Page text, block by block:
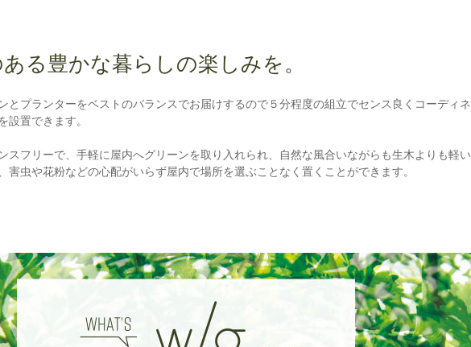
る豊かな暮らしの楽しみを。
とプランターをベストのバランスでお届けするので５分程度の組立でセンス良くコーディネ
設置できます。
スフリーで、手軽に屋内へグリーンを取り入れられ、自然な風合いながらも生木よりも軽い
害虫や花粉などの心配がいらず屋内で場所を選ぶことなく置くことができます。